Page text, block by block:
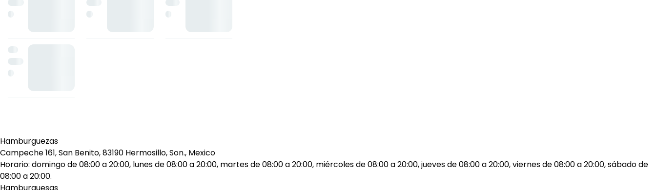
Hamburguezas
Campeche 161, San Benito, 83190 Hermosillo, Son., Mexico
Horario: domingo de 08:00 a 20:00, lunes de 08:00 a 20:00, martes de 08:00 a 20:00, miércoles de 08:00 a 20:00, jueves de 08:00 a 20:00, viernes de 08:00 a 20:00, sábado de
08:00 a 20:00.